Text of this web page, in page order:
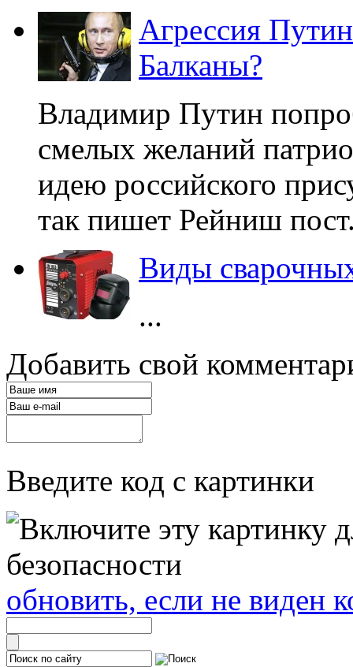
Агрессия
Балканы?
Владимир Путин
смелых желаний
идею российского
так пишет Рейниш
Виды
...
Добавить свой
Введите код с картинки
обновить, если не виден